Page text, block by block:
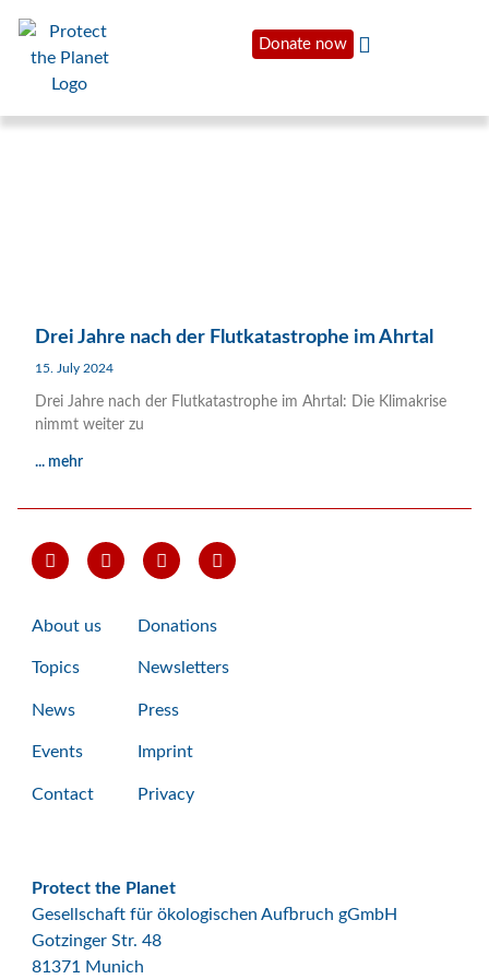
Donate now
Drei Jahre nach der Flutkatastrophe im Ahrtal
15. July 2024
Drei Jahre nach der Flutkatastrophe im Ahrtal: Die Klimakrise
nimmt weiter zu
... mehr
About us
Topics
News
Events
Contact
Donations
Newsletters
Press
Imprint
Privacy
Protect the Planet
Gesellschaft für ökologischen Aufbruch gGmbH
Gotzinger Str. 48
81371 Munich